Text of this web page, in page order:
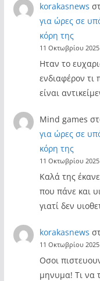
korakasnews
για ώρες σε
κόρη της
11 Οκτωβρίου 2025
Ηταν το
ενδιαφέρον τι
είναι
Mind games
για ώρες σε
κόρη της
11 Οκτωβρίου 2025
Καλά της
που πάνε και
γιατί δεν
korakasnews
11 Οκτωβρίου 2025
Οσοι
μηνυμα! Τι να